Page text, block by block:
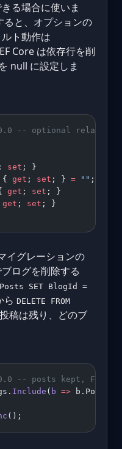
る場合に使いま
と、オプションの
ト動作は
Core は依存行を削
null に設定しま
-- optional
; set ; }
{ get ; set ; } = "" ;
get ; set ; }
get ; set ; }
イグレーションの
ログを削除する
Posts SET BlogId =
ら DELETE FROM
稿は残り、どのブ
-- posts kept, FK
Include ( b => b.Posts).
();